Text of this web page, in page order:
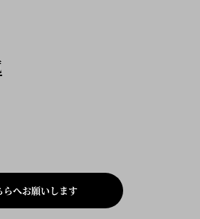
らへお願いします